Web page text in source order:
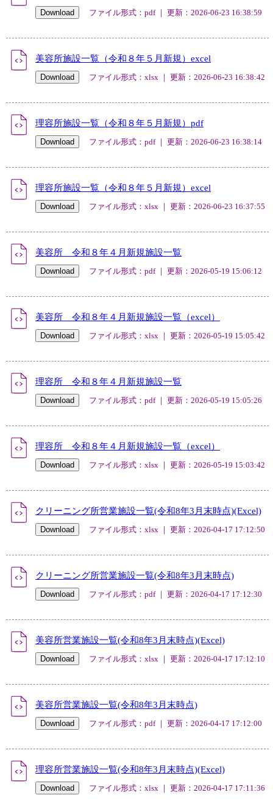
ファイル形式：pdf ｜ 更新：2026-06-23 16:38:59
美容所施設一覧（令和８年５月新規）excel
ファイル形式：xlsx ｜ 更新：2026-06-23 16:38:42
理容所施設一覧（令和８年５月新規）pdf
ファイル形式：pdf ｜ 更新：2026-06-23 16:38:14
理容所施設一覧（令和８年５月新規）excel
ファイル形式：xlsx ｜ 更新：2026-06-23 16:37:55
美容所 令和８年４月新規施設一覧
ファイル形式：pdf ｜ 更新：2026-05-19 15:06:12
美容所 令和８年４月新規施設一覧（excel）
ファイル形式：xlsx ｜ 更新：2026-05-19 15:05:42
理容所 令和８年４月新規施設一覧
ファイル形式：pdf ｜ 更新：2026-05-19 15:05:26
理容所 令和８年４月新規施設一覧（excel）
ファイル形式：xlsx ｜ 更新：2026-05-19 15:03:42
クリーニング所営業施設一覧(令和8年3月末時点)(Excel)
ファイル形式：xlsx ｜ 更新：2026-04-17 17:12:50
クリーニング所営業施設一覧(令和8年3月末時点)
ファイル形式：pdf ｜ 更新：2026-04-17 17:12:30
美容所営業施設一覧(令和8年3月末時点)(Excel)
ファイル形式：xlsx ｜ 更新：2026-04-17 17:12:10
美容所営業施設一覧(令和8年3月末時点)
ファイル形式：pdf ｜ 更新：2026-04-17 17:12:00
理容所営業施設一覧(令和8年3月末時点)(Excel)
ファイル形式：xlsx ｜ 更新：2026-04-17 17:11:36